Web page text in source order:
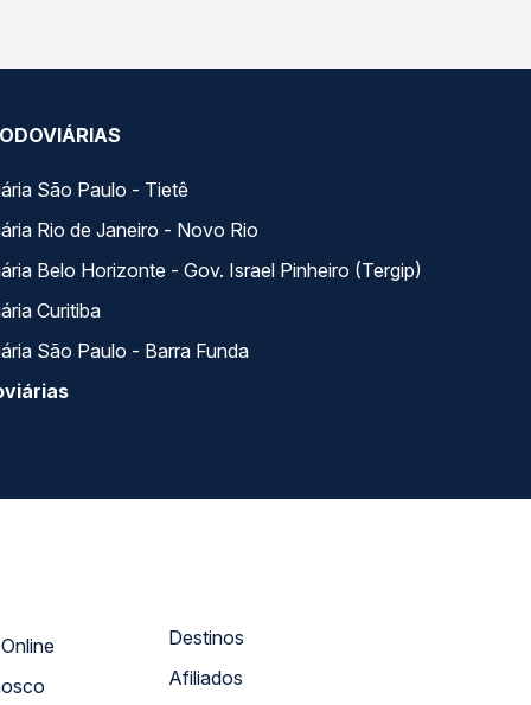
São Paulo - Tietê
Rio de Janeiro - Novo Rio
Belo Horizonte - Gov. Israel Pinheiro (Tergip)
Curitiba
São Paulo - Barra Funda
Atendimento Online
Destinos
Afiliados